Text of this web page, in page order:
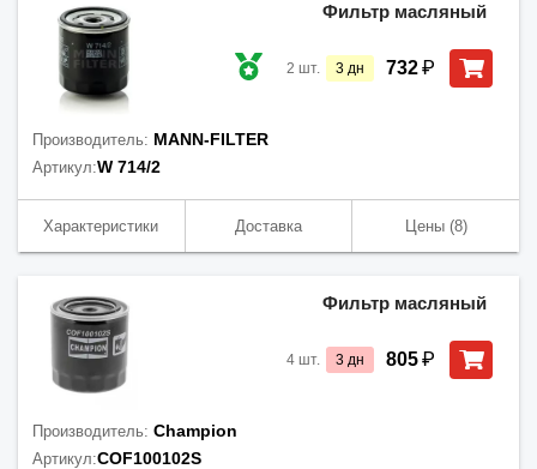
Фильтр масляный
2 шт. 3 дн 732₽
Производитель: MANN-FILTER
Артикул:W 714/2
Характеристики Доставка Цены(8)
Фильтр масляный
4 шт. 3 дн 805₽
Производитель: Champion
Артикул:COF100102S